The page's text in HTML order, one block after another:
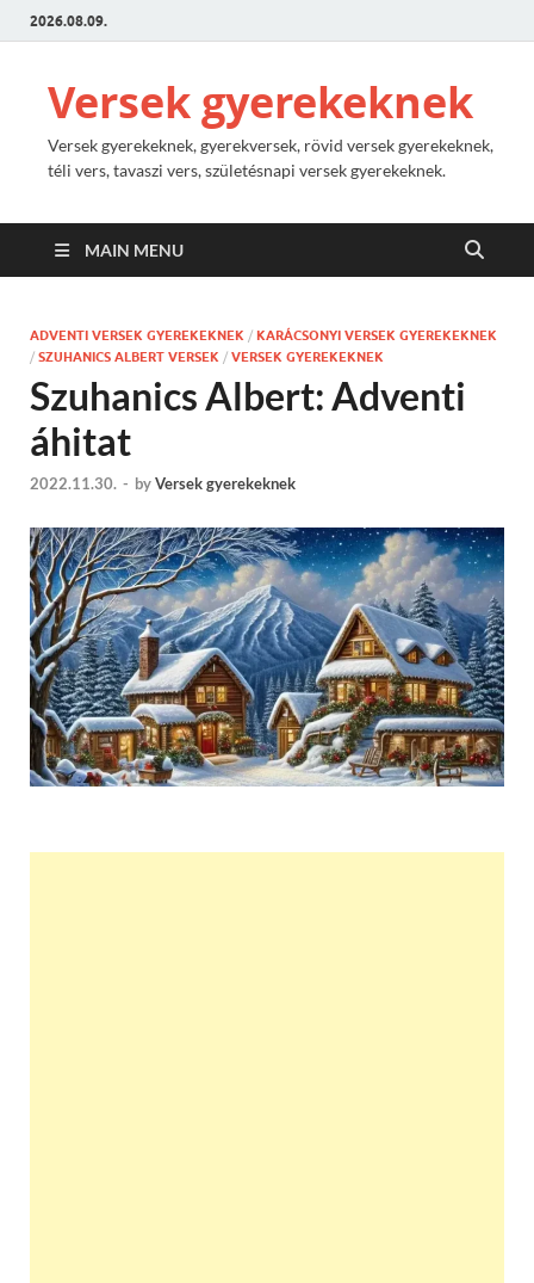
2026.08.09.
Versek gyerekeknek
Versek gyerekeknek, gyerekversek, rövid versek gyerekeknek,
téli vers, tavaszi vers, születésnapi versek gyerekeknek.
MAIN MENU
ADVENTI VERSEK GYEREKEKNEK / KARÁCSONYI VERSEK GYEREKEKNEK
/ SZUHANICS ALBERT VERSEK / VERSEK GYEREKEKNEK
Szuhanics Albert: Adventi
áhitat
2022.11.30. - byVersek gyerekeknek